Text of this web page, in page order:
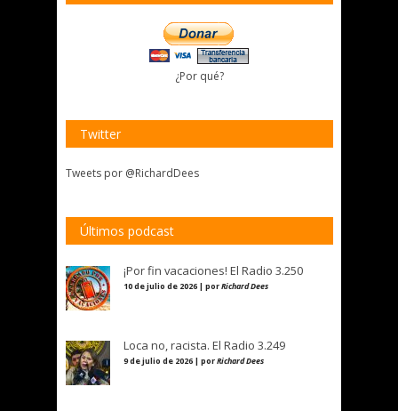
¿Por qué?
Twitter
Tweets por @RichardDees
Últimos podcast
¡Por fin vacaciones! El Radio 3.250
10 de julio de 2026 | porRichard Dees
Loca no, racista. El Radio 3.249
9 de julio de 2026 | porRichard Dees